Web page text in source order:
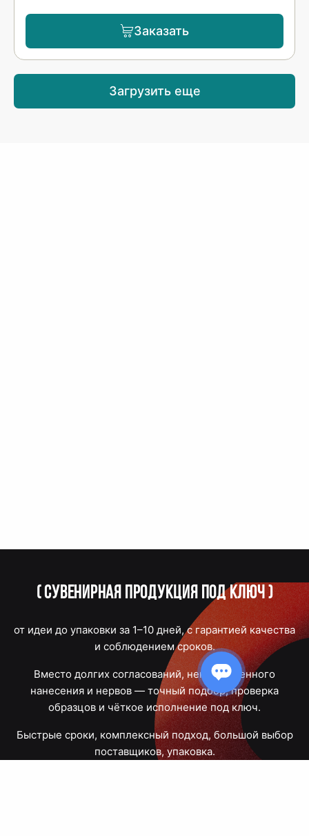
Заказать
Загрузить еще
(Сувенирная продукция под ключ)
от идеи до упаковки за 1–10 дней, с гарантией качества
и соблюдением сроков.
Вместо долгих согласований, некачественного
нанесения и нервов — точный подбор, проверка
образцов и чёткое исполнение под ключ.
Быстрые сроки, комплексный подход, большой выбор
поставщиков, упаковка.